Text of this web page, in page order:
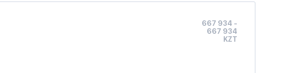
667 934 -
667 934
KZT